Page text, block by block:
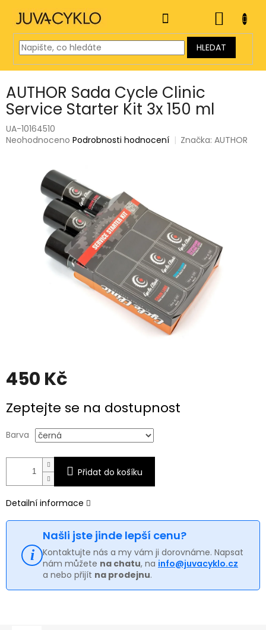
obsah
HLEDAT
KOŠÍK
AUTHOR Sada Cycle Clinic
Service Starter Kit 3x 150 ml
UA-10164510
Průměrné
hvězdiček.
Neohodnoceno Podrobnosti hodnocení Značka:AUTHOR
450 Kč
cena:
Zeptejte se na dostupnost
Barva
Přidat do košíku
Detailní informace
Našli jste jinde lepší cenu?
Kontaktujte nás a my vám ji dorovnáme. Napsat
nám můžete na chatu, na info@juvacyklo.cz
a nebo přijít na prodejnu.